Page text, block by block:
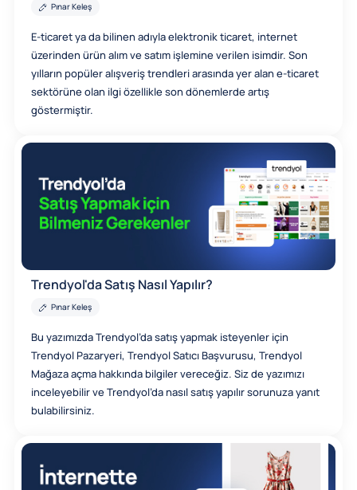
Pınar Keleş
E-ticaret ya da bilinen adıyla elektronik ticaret, internet
üzerinden ürün alım ve satım işlemine verilen isimdir. Son
yılların popüler alışveriş trendleri arasında yer alan e-ticaret
sektörüne olan ilgi özellikle son dönemlerde artış
göstermiştir.
Trendyol'da Satış Nasıl Yapılır?
Pınar Keleş
Bu yazımızda Trendyol’da satış yapmak isteyenler için
Trendyol Pazaryeri, Trendyol Satıcı Başvurusu, Trendyol
Mağaza açma hakkında bilgiler vereceğiz. Siz de yazımızı
inceleyebilir ve Trendyol’da nasıl satış yapılır sorunuza yanıt
bulabilirsiniz.